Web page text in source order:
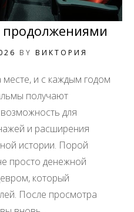
BY ВИКТОРИЯ
месте, и с каждым годом
получают
для
и расширения
истории. Порой
просто денежной
который
После просмотра